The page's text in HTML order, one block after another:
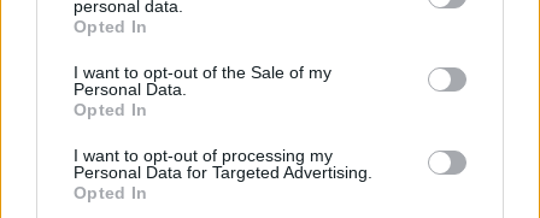
personal data.
Opted In
I want to opt-out of the Sale of my
Personal Data.
Opted In
I want to opt-out of processing my
Personal Data for Targeted Advertising.
Opted In